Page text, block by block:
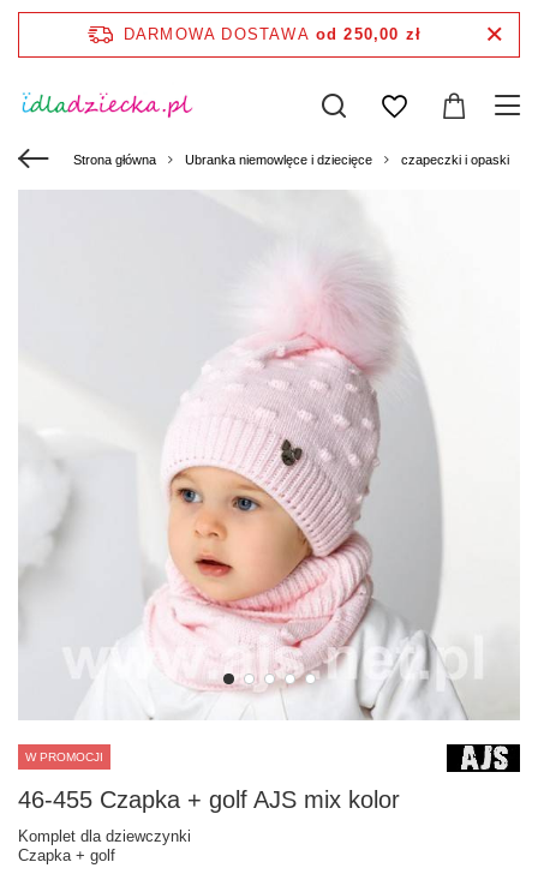
DARMOWA DOSTAWA od 250,00 zł
Strona główna Ubranka niemowlęce i dziecięce czapeczki i opaski
W PROMOCJI
46-455 Czapka + golf AJS mix kolor
Komplet dla dziewczynki
Czapka + golf